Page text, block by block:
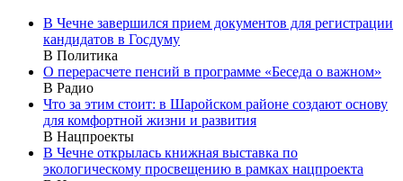
В Чечне завершился прием документов для регистрации
кандидатов в Госдуму
В Политика
О перерасчете пенсий в программе «Беседа о важном»
В Радио
Что за этим стоит: в Шаройском районе создают основу
для комфортной жизни и развития
В Нацпроекты
В Чечне открылась книжная выставка по
экологическому просвещению в рамках нацпроекта